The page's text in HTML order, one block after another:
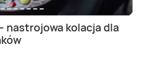
nastrojowa kolacja dla